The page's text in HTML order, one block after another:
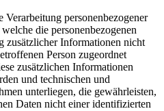
Verarbeitung personenbezogener
die personenbezogenen
zusätzlicher Informationen nicht
Person zugeordnet
zusätzlichen Informationen
und technischen und
unterliegen, die gewährleisten,
Daten nicht einer identifizierten